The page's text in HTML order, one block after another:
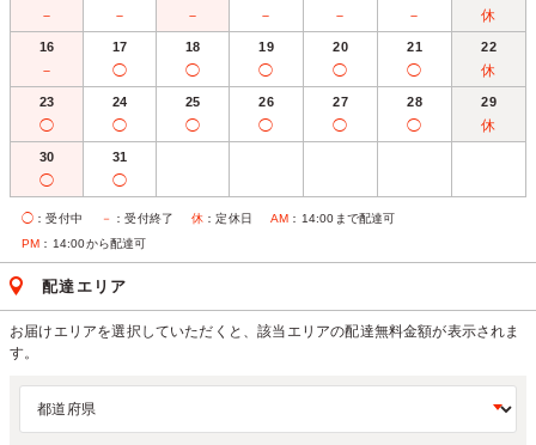
－ － － － － － 休
16
－
17
◯
18
◯
19
◯
20
◯
21
◯
22
休
23
◯
24
◯
25
◯
26
◯
27
◯
28
◯
29
休
30
◯
31
◯
◯ ：受付中 － ：受付終了 休 ：定休日 AM ：14:00まで配達可
PM ：14:00から配達可
配達エリア
お届けエリアを選択していただくと、該当エリアの配達無料金額が表示されま
す。